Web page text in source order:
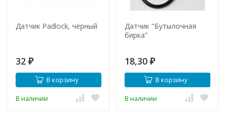
Датчик Padlock, чёрный
32 ₽
В корзину
В наличии
Датчик "Бутылочная
бирка"
18,30 ₽
В корзину
В наличии